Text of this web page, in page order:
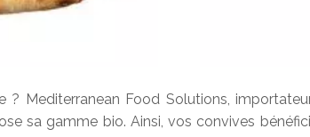
? Mediterranean Food Solutions,
sa gamme bio. Ainsi, vos convives